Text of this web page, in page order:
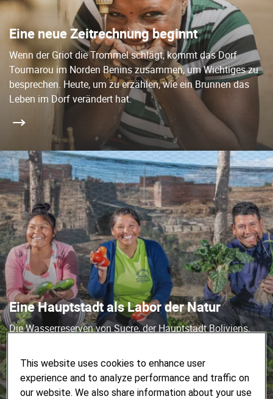
Eine neue Zeitrechnung beginnt
Wenn der Griot die Trommel schlägt, kommt das Dorf
Toumarou im Norden Benins zusammen, um Wichtiges zu
besprechen. Heute, um zu erzählen, wie ein Brunnen das
Leben im Dorf verändert hat.
Eine Hauptstadt als Labor der Natur
Die Wasserreserven von Sucre, der Hauptstadt Boliviens,
Verstädterung. Die Stadt geht diese Herausforderung lieber
heute als morgen an.
This website uses cookies to enhance user
experience and to analyze performance and traffic on
our website. We also share information about your use